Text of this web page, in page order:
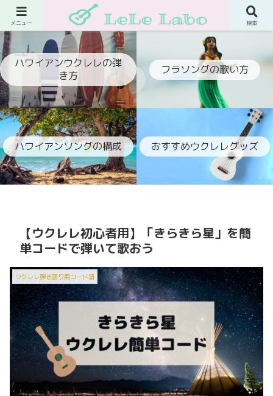
ウクレレでフラ伴奏ができるようになるブログ
ハワイアンウクレレの弾
き方
フラソングの歌い方
ハワイアンソングの構成 おすすめウクレレグッズ
【ウクレレ初心者用】「きらきら星」を簡
単コードで弾いて歌おう
ウクレレ弾き語り用コード譜
メニュー 検索